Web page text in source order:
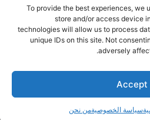
To provide the best experiences, we
store and/or access device
technologies will allow us to process
unique IDs on this site. Not
adversely
Accept
سياسة الخصوصيةمن نحن
developed by
اتصل بنا
لفريقنا
انستقرامتيلقرام‫TikTok